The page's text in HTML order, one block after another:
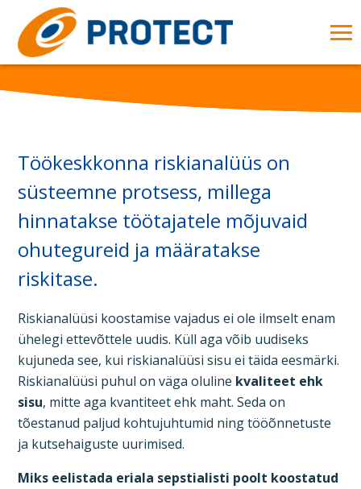
Skip to main content
Töökeskkonna riskianalüüs on
süsteemne protsess, millega
hinnatakse töötajatele mõjuvaid
ohutegureid ja määratakse
riskitase.
Riskianalüüsi koostamise vajadus ei ole ilmselt enam
ühelegi ettevõttele uudis. Küll aga võib uudiseks
kujuneda see, kui riskianalüüsi sisu ei täida eesmärki.
Riskianalüüsi puhul on väga oluline kvaliteet ehk
sisu, mitte aga kvantiteet ehk maht. Seda on
tõestanud paljud kohtujuhtumid ning tööõnnetuste
ja kutsehaiguste uurimised.
Miks eelistada eriala sepstialisti poolt koostatud